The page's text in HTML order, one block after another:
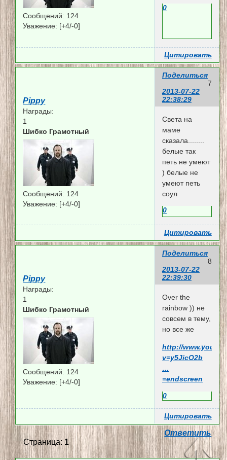
Сообщений: 124
Уважение: [+4/-0]
0
Цитировать
Поделиться
7
2013-07-22
22:38:29
Pippy
Награды:
1
Шибко Грамотный
Сообщений: 124
Уважение: [+4/-0]
Света на
маме
сказала........
белые так
петь не умеют
) белые не
умеют петь
соул
0
Цитировать
Поделиться
8
2013-07-22
22:39:30
Pippy
Награды:
1
Шибко Грамотный
Сообщений: 124
Уважение: [+4/-0]
Over the
rainbow )) не
совсем в тему,
но все же
http://
v=y5JicO2b
…
=endscreen
0
Цитировать
Ответить
Страница:1